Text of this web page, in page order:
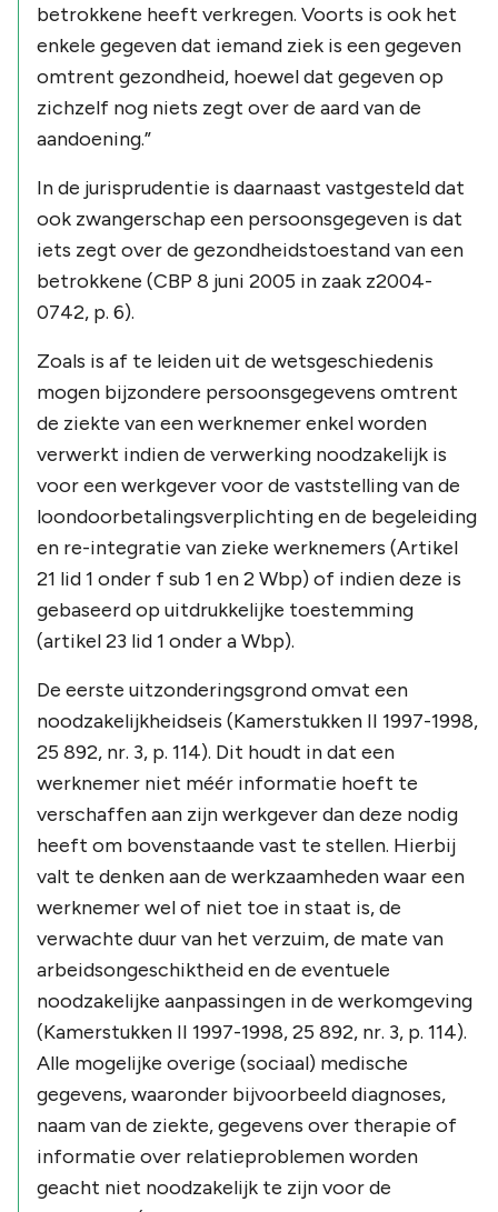
betrokkene heeft verkregen. Voorts is ook het
enkele gegeven dat iemand ziek is een gegeven
omtrent gezondheid, hoewel dat gegeven op
zichzelf nog niets zegt over de aard van de
aandoening.”
In de jurisprudentie is daarnaast vastgesteld dat
ook zwangerschap een persoonsgegeven is dat
iets zegt over de gezondheidstoestand van een
betrokkene (CBP 8 juni 2005 in zaak z2004-
0742, p. 6).
Zoals is af te leiden uit de wetsgeschiedenis
mogen bijzondere persoonsgegevens omtrent
de ziekte van een werknemer enkel worden
verwerkt indien de verwerking noodzakelijk is
voor een werkgever voor de vaststelling van de
loondoorbetalingsverplichting en de begeleiding
en re-integratie van zieke werknemers (Artikel
21 lid 1 onder f sub 1 en 2 Wbp) of indien deze is
gebaseerd op uitdrukkelijke toestemming
(artikel 23 lid 1 onder a Wbp).
De eerste uitzonderingsgrond omvat een
noodzakelijkheidseis (Kamerstukken II 1997-1998,
25 892, nr. 3, p. 114). Dit houdt in dat een
werknemer niet méér informatie hoeft te
verschaffen aan zijn werkgever dan deze nodig
heeft om bovenstaande vast te stellen. Hierbij
valt te denken aan de werkzaamheden waar een
werknemer wel of niet toe in staat is, de
verwachte duur van het verzuim, de mate van
arbeidsongeschiktheid en de eventuele
noodzakelijke aanpassingen in de werkomgeving
(Kamerstukken II 1997-1998, 25 892, nr. 3, p. 114).
Alle mogelijke overige (sociaal) medische
gegevens, waaronder bijvoorbeeld diagnoses,
naam van de ziekte, gegevens over therapie of
informatie over relatieproblemen worden
geacht niet noodzakelijk te zijn voor de